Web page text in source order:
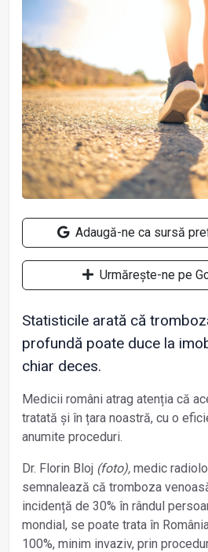
Adaugă-ne ca sursă
Urmărește-ne pe
Statisticile arată că
profundă poate duce la
chiar deces.
Medicii români atrag atenția că
tratată și în țara noastră, cu o
anumite proceduri.
Dr. Florin Bloj (foto), medic
semnalează că tromboza
incidență de 30% în rândul
mondial, se poate trata în
100%, minim invaziv, prin